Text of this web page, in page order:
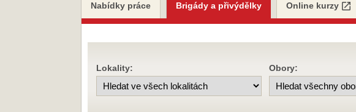
Nabídky práce Brigády a přivýdělky Online kurzy
Lokality: Obory: